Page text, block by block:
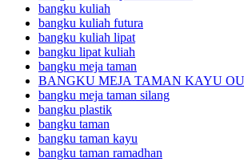
bangku kuliah
bangku kuliah futura
bangku kuliah lipat
bangku lipat kuliah
bangku meja taman
BANGKU MEJA TAMAN KAYU
bangku meja taman silang
bangku plastik
bangku taman
bangku taman kayu
bangku taman ramadhan